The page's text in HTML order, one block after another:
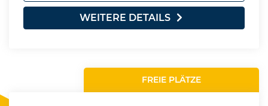
WEITERE DETAILS
FREIE PLÄTZE